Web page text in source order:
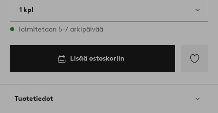
1 kpl
Varastossa
Toimitetaan 5-7 arkipäivää
Lisää ostoskoriin
Tuotetiedot